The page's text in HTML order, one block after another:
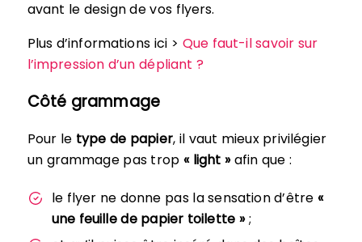
avant le design de vos flyers.
Plus d’informations ici > Que faut-il savoir sur
l’impression d’un dépliant ?
Côté grammage
Pour le type de papier, il vaut mieux privilégier
un grammage pas trop « light »afin que :
le flyer ne donne pas la sensation d’être «
une feuille de papier toilette »;